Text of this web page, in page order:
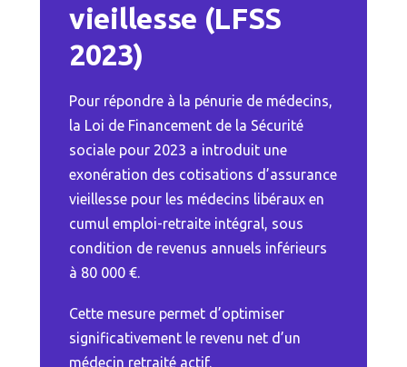
vieillesse (LFSS
2023)
Pour répondre à la pénurie de médecins,
la Loi de Financement de la Sécurité
sociale pour 2023 a introduit une
exonération des cotisations d’assurance
vieillesse pour les médecins libéraux en
cumul emploi-retraite intégral, sous
condition de revenus annuels inférieurs
à 80 000 €.
Cette mesure permet d’optimiser
significativement le revenu net d’un
médecin retraité actif.